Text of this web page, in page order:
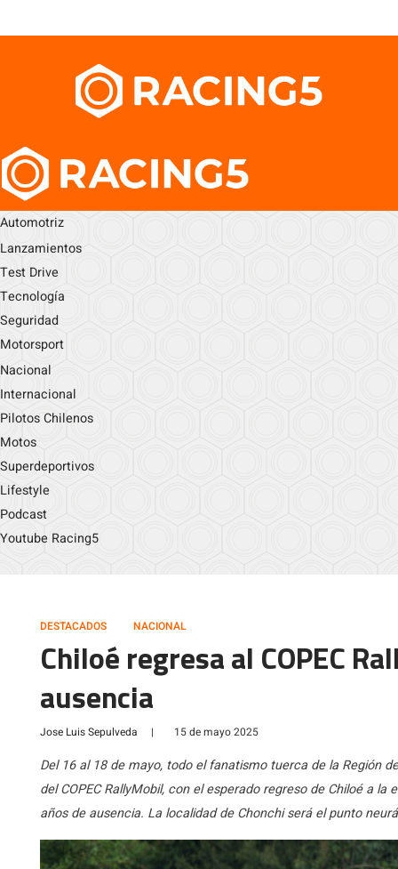
Automotriz
Lanzamientos
Test Drive
Tecnología
Seguridad
Motorsport
Nacional
Internacional
Pilotos Chilenos
Motos
Superdeportivos
Lifestyle
Podcast
Youtube Racing5
DESTACADOS NACIONAL
Chiloé regresa al COPEC
ausencia
Jose Luis Sepulveda | 15 de mayo 2025
Del 16 al 18 de mayo, todo el fanatismo tuerca de la Región
del COPEC RallyMobil, con el esperado regreso de Chiloé a
años de ausencia. La localidad de Chonchi será el punto